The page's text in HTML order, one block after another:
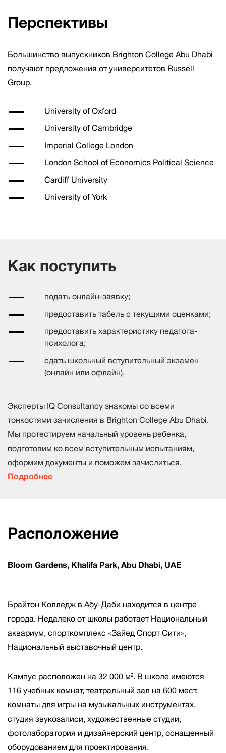
Перспективы
Большинство выпускников Brighton College Abu Dhabi
получают предложения от университетов Russell
Group.
University of Oxford
University of Cambridge
Imperial College London
London School of Economics Political Science
Cardiff University
University of York
Как поступить
подать онлайн-заявку;
предоставить табель с текущими оценками;
предоставить характеристику педагога-
психолога;
сдать школьный вступительный экзамен
(онлайн или офлайн).
Эксперты IQ Consultancy знакомы со всеми
тонкостями зачисления в Brighton College Abu Dhabi.
Мы протестируем начальный уровень ребенка,
подготовим ко всем вступительным испытаниям,
оформим документы и поможем зачислиться.
Подробнее
Расположение
Bloom Gardens, Khalifa Park, Abu Dhabi, UAE
Брайтон Колледж в Абу-Даби находится в центре
города. Недалеко от школы работает Национальный
аквариум, спорткомплекс «Зайед Спорт Сити»,
Национальный выставочный центр.
Кампус расположен на 32 000 м². В школе имеются
116 учебных комнат, театральный зал на 600 мест,
комнаты для игры на музыкальных инструментах,
студия звукозаписи, художественные студии,
фотолаборатория и дизайнерский центр, оснащенный
оборудованием для проектирования.